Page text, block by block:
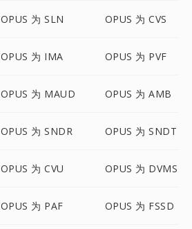
OPUS 为 SLN OPUS 为 CVS
OPUS 为 IMA OPUS 为 PVF
OPUS 为 MAUD OPUS 为 AMB
OPUS 为 SNDR OPUS 为 SNDT
OPUS 为 CVU OPUS 为 DVMS
OPUS 为 PAF OPUS 为 FSSD